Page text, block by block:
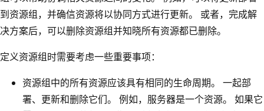
到资源组，并确信资源将以协同方式进行更新。 或者，完成解
决方案后，可以删除资源组并知晓所有资源都已删除。
定义资源组时需要考虑一些重要事项：
资源组中的所有资源应该具有相同的生命周期。 一起部
署、更新和删除它们。 例如，服务器是一个资源。 如果它